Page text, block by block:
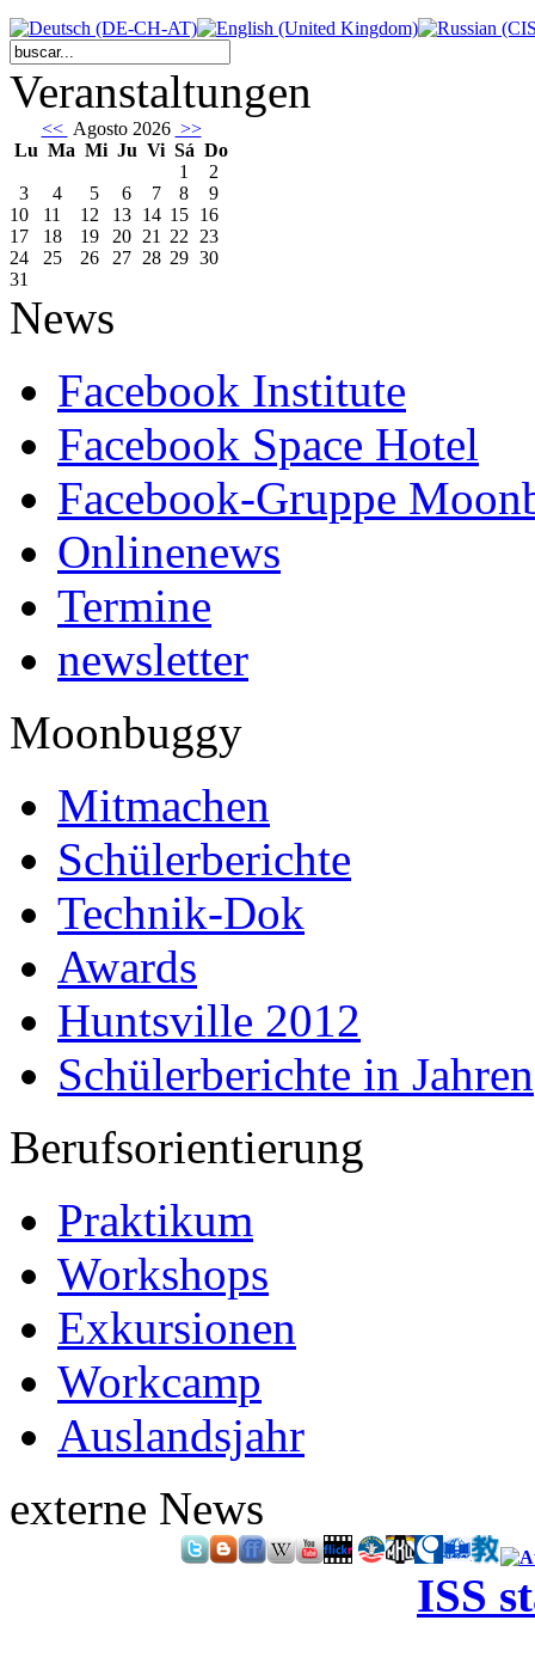
Veranstaltungen
<< Agosto 2026 >>
Lu Ma Mi Ju Vi Sá Do
1
2
3
4 5 6 7 8
9
10
11 12 13 14 15 16
17
18 19 20 21 22 23
24
25 26 27 28 29 30
31
News
Facebook Institute
Facebook Space Hotel
Facebook-Gruppe
Onlinenews
Termine
newsletter
Moonbuggy
Mitmachen
Schülerberichte
Technik-Dok
Awards
Huntsville 2012
Schülerberichte in Jahren
Berufsorientierung
Praktikum
Workshops
Exkursionen
Workcamp
Auslandsjahr
externe News
ISS